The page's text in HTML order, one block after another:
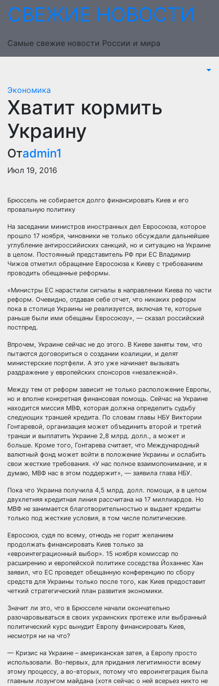
Перейти
СВЕЖИЕ НОВОСТИ
Самые свежие новости России и мира
Экономика
Хватит кормить
Украину
Отadmin1
Июл 19, 2016
Брюссель не собирается долго финансировать Киев и его
провальную политику
На заседании министров иностранных дел Евросоюза, которое
прошло 17 ноября, чиновники не только обсуждали дальнейшее
углубление антироссийиских санкций, но и ситуацию на Украине
в целом. Постоянный представитель РФ при ЕС Владимир
Чижов отметил обращение Евросоюза к Киеву с требованием
проводить обещанные реформы.
«Министры ЕС нарастили сигналы в направлении Киева по части
реформ. Очевидно, отдавая себе отчет, что никаких реформ
пока в столице Украины не реализуется, включая те, которые
раньше были ими обещаны Евросоюзу», — сказал российский
постпред.
Впрочем, Украине сейчас не до этого. В Киеве заняты тем, что
пытаются договориться о создании коалиции, и делят
министерские портфели. А это уже начинает вызывать
раздражение у европейских спонсоров «незалежной».
Между тем от реформ зависит не только расположение Европы,
но и вполне конкретная финансовая помощь. Сейчас на Украине
находится миссия МВФ, которая должна определить судьбу
следующих траншей кредита. По словам главы НБУ Виктории
Гонтаревой, организация может объединить второй и третий
транши и выплатить Украине 2,8 млрд. долл., а может и
больше. Кроме того, Гонтарева считает, что Международный
валютный фонд может войти в положение Украины и ослабить
свои жесткие требования. «У нас полное взаимопонимание, и я
думаю, МВФ нас в этом поддержит», — заявила глава НБУ.
Пока что Украина получила 4,5 млрд. долл. помощи, а в целом
двухлетняя кредитная линия рассчитана на 17 миллиардов. Но
МВФ не занимается благотворительностью и выдает кредиты
только под жесткие условия, в том числе политические.
Евросоюз, судя по всему, отнюдь не горит желанием
продолжать финансировать Киев только за
«евроинтеграционный выбор». 15 ноября комиссар по
расширению и европейской политике соседства Йоханнес Хан
заявил, что ЕС проведет обещанную конференцию по сбору
средств для Украины только после того, как Киев предоставит
четкий стратегический план развития экономики.
Значит ли это, что в Брюсселе начали окончательно
разочаровываться в своих украинских протеже или выбранный
политический курс вынудит Европу финансировать Киев,
несмотря ни на что?
— Кризис на Украине – американская затея, а Европу просто
использовали. Во-первых, для придания легитимности всему
этому процессу, а во-вторых, потому что евроинтеграция была
главным лозунгом майдана (хотя сейчас о ней всерьез никто не